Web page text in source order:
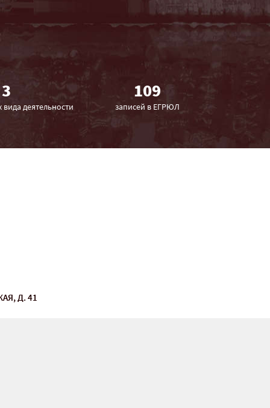
3
деятельности
109
записей в ЕГРЮЛ
Д. 41